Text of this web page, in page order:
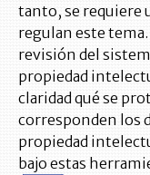
tanto, se requiere
regulan este
revisión del
propiedad
claridad qué se
corresponden los
propiedad
bajo estas